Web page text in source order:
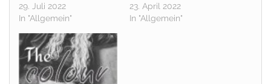
29. Juli 2022
In "Allgemein"
23. April 2022
In "Allgemein"